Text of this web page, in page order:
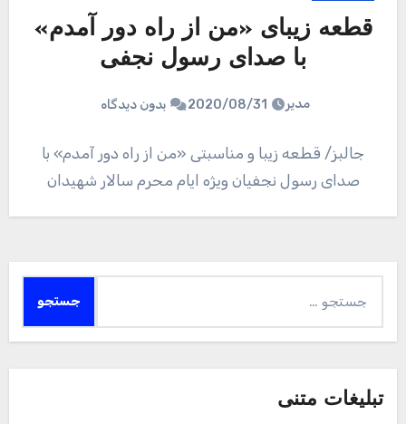
قطعه زیبای «من از راه دور آمدم»
با صدای رسول نجفی
مدیر 2020/08/31 بدون دیدگاه
جالبز/ قطعه زیبا و مناسبتی «من از راه دور آمدم» با
صدای رسول نجفیان ویژه ایام محرم سالار شهیدان
برای:
تبلیغات متنی